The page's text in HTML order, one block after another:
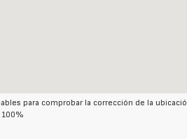
para comprobar la corrección de la